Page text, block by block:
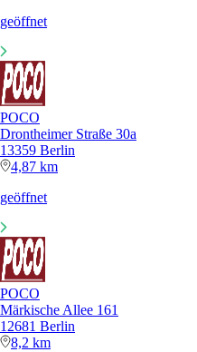
geöffnet
POCO
Drontheimer Straße 30a
13359 Berlin
4,87 km
geöffnet
POCO
Märkische Allee 161
12681 Berlin
8,2 km